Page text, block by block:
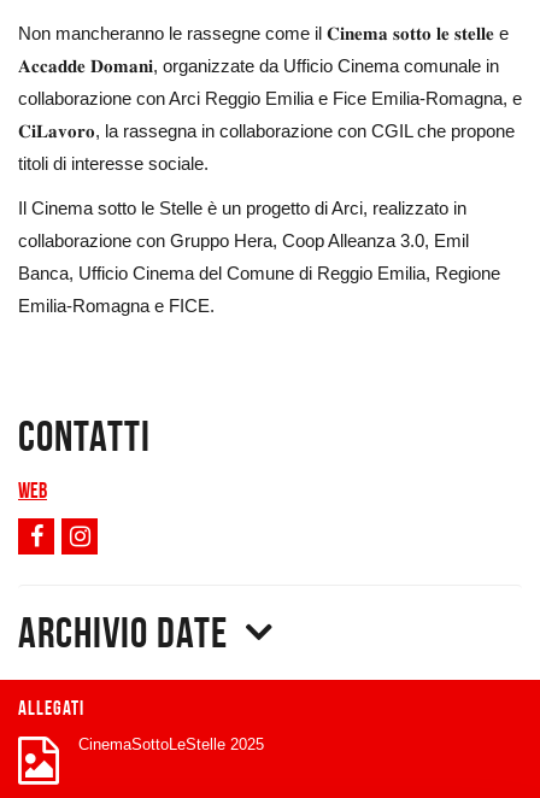
Non mancheranno le rassegne come il 𝐂𝐢𝐧𝐞𝐦𝐚 𝐬𝐨𝐭𝐭𝐨 𝐥𝐞 𝐬𝐭𝐞𝐥𝐥𝐞 e
𝐀𝐜𝐜𝐚𝐝𝐝𝐞 𝐃𝐨𝐦𝐚𝐧𝐢, organizzate da Ufficio Cinema comunale in
collaborazione con Arci Reggio Emilia e Fice Emilia-Romagna, e
𝐂𝐢𝐋𝐚𝐯𝐨𝐫𝐨, la rassegna in collaborazione con CGIL che propone
titoli di interesse sociale.
Il Cinema sotto le Stelle è un progetto di Arci, realizzato in
collaborazione con Gruppo Hera, Coop Alleanza 3.0, Emil
Banca, Ufficio Cinema del Comune di Reggio Emilia, Regione
Emilia-Romagna e FICE.
Contatti
Web
Archivio date
Allegati
CinemaSottoLeStelle 2025